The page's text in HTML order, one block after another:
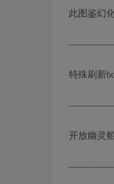
此图鉴幻
特殊刷新
开放幽灵